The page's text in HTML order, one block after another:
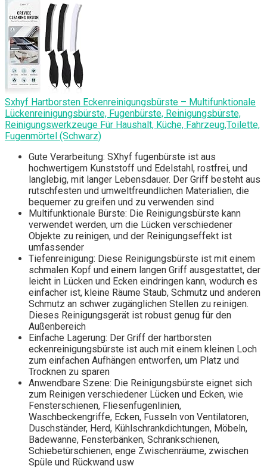
Sxhyf Hartborsten Eckenreinigungsbürste – Multifunktionale
Lückenreinigungsbürste, Fugenbürste, Reinigungsbürste,
Reinigungswerkzeuge Für Haushalt, Küche, Fahrzeug,Toilette,
Fugenmörtel (Schwarz)
Gute Verarbeitung: SXhyf fugenbürste ist aus
hochwertigem Kunststoff und Edelstahl, rostfrei, und
langlebig, mit langer Lebensdauer. Der Griff besteht aus
rutschfesten und umweltfreundlichen Materialien, die
bequemer zu greifen und zu verwenden sind
Multifunktionale Bürste: Die Reinigungsbürste kann
verwendet werden, um die Lücken verschiedener
Objekte zu reinigen, und der Reinigungseffekt ist
umfassender
Tiefenreinigung: Diese Reinigungsbürste ist mit einem
schmalen Kopf und einem langen Griff ausgestattet, der
leicht in Lücken und Ecken eindringen kann, wodurch es
einfacher ist, kleine Räume Staub, Schmutz und anderen
Schmutz an schwer zugänglichen Stellen zu reinigen.
Dieses Reinigungsgerät ist robust genug für den
Außenbereich
Einfache Lagerung: Der Griff der hartborsten
eckenreinigungsbürste ist auch mit einem kleinen Loch
zum einfachen Aufhängen entworfen, um Platz und
Trocknen zu sparen
Anwendbare Szene: Die Reinigungsbürste eignet sich
zum Reinigen verschiedener Lücken und Ecken, wie
Fensterschienen, Fliesenfugenlinien,
Waschbeckengriffe, Ecken, Fusseln von Ventilatoren,
Duschständer, Herd, Kühlschrankdichtungen, Möbeln,
Badewanne, Fensterbänken, Schrankschienen,
Schiebetürschienen, enge Zwischenräume, zwischen
Spüle und Rückwand usw